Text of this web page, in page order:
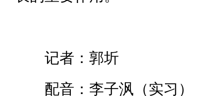
记者：郭圻
配音：李子沨（实习）